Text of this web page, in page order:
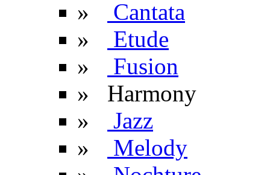
»
Cantata
»
Etude
»
Fusion
» Harmony
»
Jazz
»
Melody